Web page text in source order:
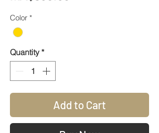
Color *
Quantity *
Add to Cart